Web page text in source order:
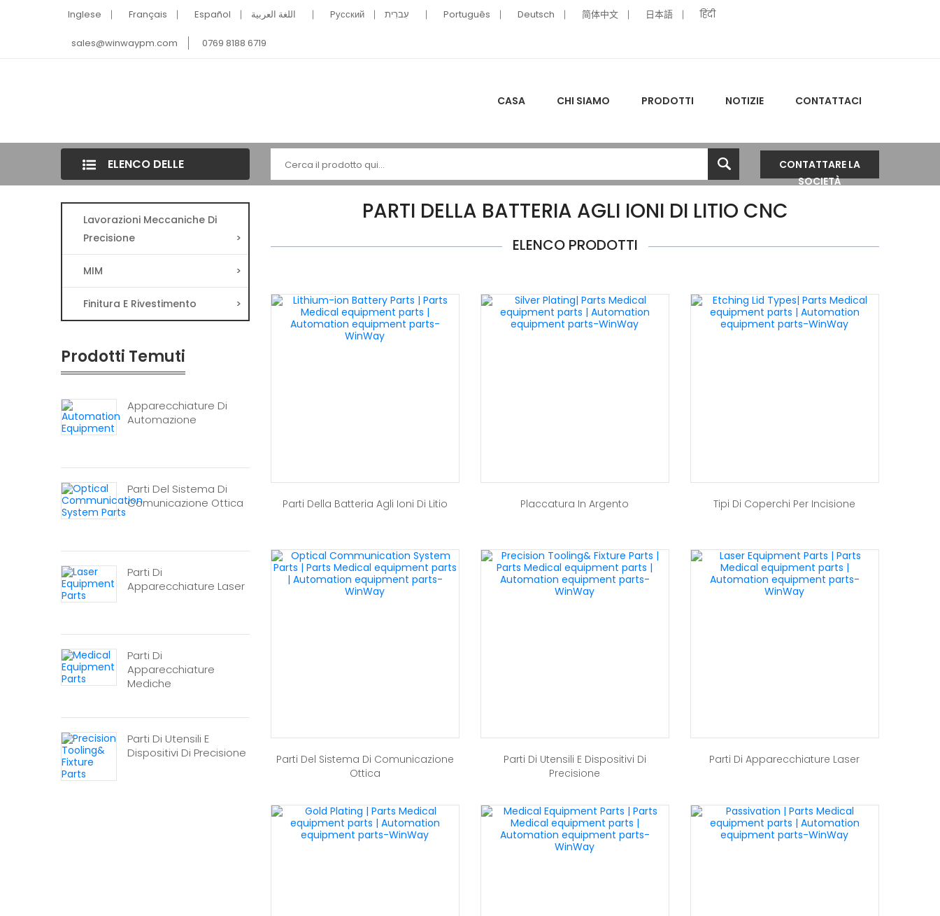
Inglese Français Español اللغة العربية Pусский עִברִית Português Deutsch 简体中文 日本語 हिंदी
sales@winwaypm.com 0769 8188 6719
CASA CHI SIAMO PRODOTTI NOTIZIE CONTATTACI
ELENCO DELLE
CONTATTARE LA
SOCIETÀ
Lavorazioni Meccaniche Di
Precisione
>
MIM >
Finitura E Rivestimento >
Prodotti Temuti
Apparecchiature Di
Automazione
Parti Del Sistema Di
Comunicazione Ottica
Parti Di
Apparecchiature Laser
Parti Di
Apparecchiature
Mediche
Parti Di Utensili E
Dispositivi Di Precisione
PARTI DELLA BATTERIA AGLI IONI DI LITIO CNC
ELENCO PRODOTTI
Parti Della Batteria Agli Ioni Di Litio Placcatura In Argento Tipi Di Coperchi Per Incisione
Parti Del Sistema Di Comunicazione
Ottica
Parti Di Utensili E Dispositivi Di
Precisione
Parti Di Apparecchiature Laser